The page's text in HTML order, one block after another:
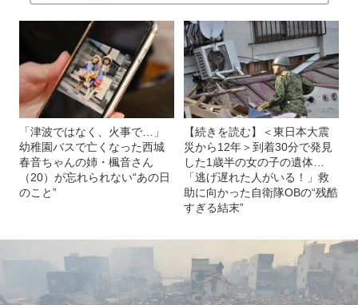
「津波ではなく、火事で…」
幼稚園バスで亡くなった西城
春音ちゃんの姉・楓音さん
（20）が忘れられない“あの日
のこと”
【続きを読む】＜東日本大震
災から12年＞到着30分で発見
した1歳半の女の子の遺体…
「逃げ遅れた人がいる！」救
助に向かった自衛隊OBの“残酷
すぎる結末”